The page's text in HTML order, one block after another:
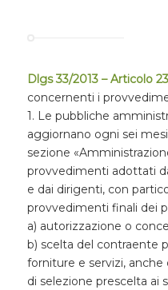
Dlgs 33/2013 – Articolo 23
concernenti i
1. Le pubbliche
aggiornano ogni sei
sezione
provvedimenti adottati
e dai dirigenti, con
provvedimenti finali dei
a) autorizzazione o
b) scelta del contraente
forniture e servizi,
di selezione prescelta ai